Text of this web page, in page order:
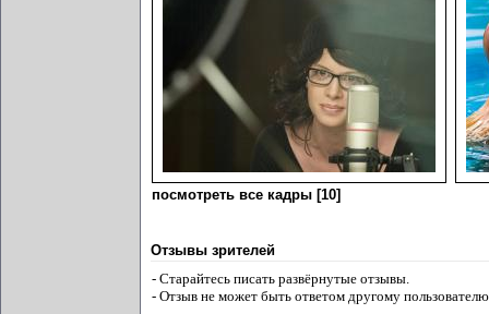
посмотреть все кадры [10]
Отзывы зрителей
- Старайтесь писать развёрнутые отзывы.
- Отзыв не может быть ответом другому